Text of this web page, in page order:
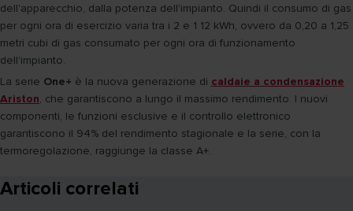
dell'apparecchio, dalla potenza dell'impianto. Quindi il consumo di gas
per ogni ora di esercizio varia tra i 2 e 1 12 kWh, ovvero da 0,20 a 1,25
metri cubi di gas consumato per ogni ora di funzionamento
dell'impianto.
La serie One+ è la nuova generazione di caldaie a condensazione
Ariston, che garantiscono a lungo il massimo rendimento. I nuovi
componenti, le funzioni esclusive e il controllo elettronico
garantiscono il 94% del rendimento stagionale e la serie, con la
termoregolazione, raggiunge la classe A+.
Articoli correlati